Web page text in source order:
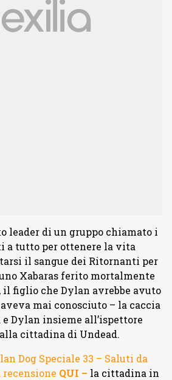
leader di un gruppo chiamato i
a tutto per ottenere la vita
il sangue dei Ritornanti per
Xabaras ferito mortalmente
il figlio che Dylan avrebbe avuto
mai conosciuto – la caccia
Dylan insieme all’ispettore
cittadina di Undead.
Dog Speciale 33 – Saluti da
recensione QUI – la cittadina in